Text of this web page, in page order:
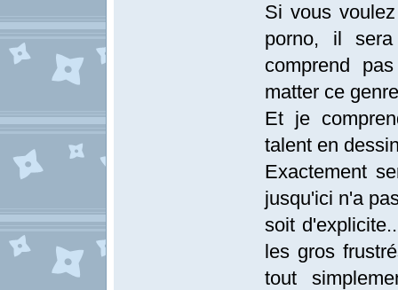
Si vous
porno, il
comprend
matter ce
Et je
talent en
Exactement
jusqu'ici n'a
soit
les gros
tout